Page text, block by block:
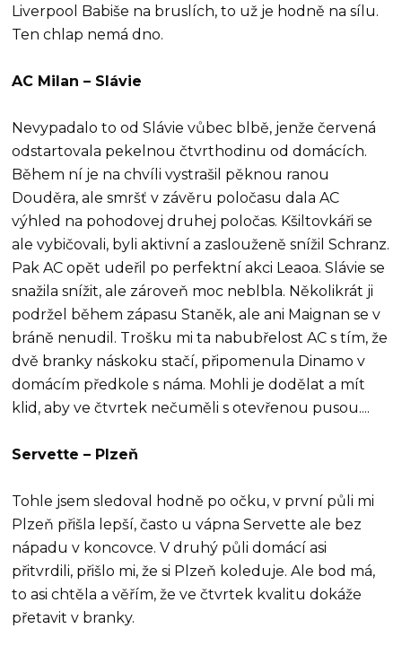
Liverpool Babiše na bruslích, to už je hodně na sílu.
Ten chlap nemá dno.
AC Milan – Slávie
Nevypadalo to od Slávie vůbec blbě, jenže červená
odstartovala pekelnou čtvrthodinu od domácích.
Během ní je na chvíli vystrašil pěknou ranou
Douděra, ale smršť v závěru poločasu dala AC
výhled na pohodovej druhej poločas. Kšiltovkáři se
ale vybičovali, byli aktivní a zaslouženě snížil Schranz.
Pak AC opět udeřil po perfektní akci Leaoa. Slávie se
snažila snížit, ale zároveň moc neblbla. Několikrát ji
podržel během zápasu Staněk, ale ani Maignan se v
bráně nenudil. Trošku mi ta nabubřelost AC s tím, že
dvě branky náskoku stačí, připomenula Dinamo v
domácím předkole s náma. Mohli je dodělat a mít
klid, aby ve čtvrtek nečuměli s otevřenou pusou....
Servette – Plzeň
Tohle jsem sledoval hodně po očku, v první půli mi
Plzeň přišla lepší, často u vápna Servette ale bez
nápadu v koncovce. V druhý půli domácí asi
přitvrdili, přišlo mi, že si Plzeň koleduje. Ale bod má,
to asi chtěla a věřím, že ve čtvrtek kvalitu dokáže
přetavit v branky.